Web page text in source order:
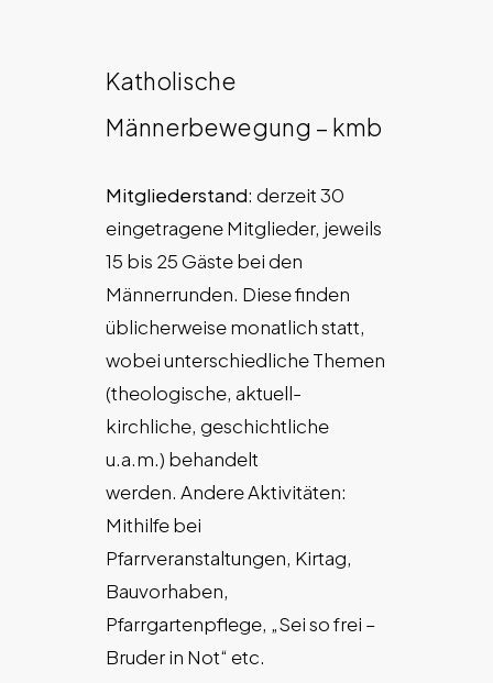
Katholische
Männerbewegung – kmb
Mitgliederstand: derzeit 30
eingetragene Mitglieder, jeweils
15 bis 25 Gäste bei den
Männerrunden. Diese finden
üblicherweise monatlich statt,
wobei unterschiedliche Themen
(theologische, aktuell-
kirchliche, geschichtliche
u.a.m.) behandelt
werden. Andere Aktivitäten:
Mithilfe bei
Pfarrveranstaltungen, Kirtag,
Bauvorhaben,
Pfarrgartenpflege, „Sei so frei –
Bruder in Not“ etc.